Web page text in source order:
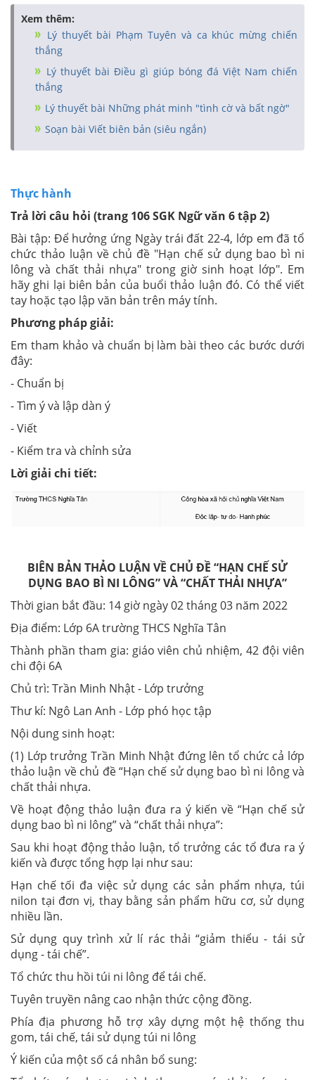
Xem thêm:
Lý thuyết bài Phạm Tuyên và ca khúc mừng chiến
thắng
Lý thuyết bài Điều gì giúp bóng đá Việt Nam chiến
thắng
Lý thuyết bài Những phát minh "tình cờ và bất ngờ"
Soạn bài Viết biên bản (siêu ngắn)
Thực hành
Trả lời câu hỏi (trang 106 SGK Ngữ văn 6 tập 2)
Bài tập: Để hưởng ứng Ngày trái đất 22-4, lớp em đã tổ
chức thảo luận về chủ đề "Hạn chế sử dụng bao bì ni
lông và chất thải nhựa" trong giờ sinh hoạt lớp". Em
hãy ghi lại biên bản của buổi thảo luận đó. Có thể viết
tay hoặc tạo lập văn bản trên máy tính.
Phương pháp giải:
Em tham khảo và chuẩn bị làm bài theo các bước dưới
đây:
- Chuẩn bị
- Tìm ý và lập dàn ý
- Viết
- Kiểm tra và chỉnh sửa
Lời giải chi tiết:
BIÊN BẢN THẢO LUẬN VỀ CHỦ ĐỀ “HẠN CHẾ SỬ
DỤNG BAO BÌ NI LÔNG” VÀ “CHẤT THẢI NHỰA”
Thời gian bắt đầu: 14 giờ ngày 02 tháng 03 năm 2022
Địa điểm: Lớp 6A trường THCS Nghĩa Tân
Thành phần tham gia: giáo viên chủ nhiệm, 42 đội viên
chi đội 6A
Chủ trì: Trần Minh Nhật - Lớp trưởng
Thư kí: Ngô Lan Anh - Lớp phó học tập
Nội dung sinh hoạt:
(1) Lớp trưởng Trần Minh Nhật đứng lên tổ chức cả lớp
thảo luận về chủ đề “Hạn chế sử dụng bao bì ni lông và
chất thải nhựa.
Về hoạt động thảo luận đưa ra ý kiến về “Hạn chế sử
dụng bao bì ni lông” và “chất thải nhựa”:
Sau khi hoạt động thảo luận, tổ trưởng các tổ đưa ra ý
kiến và được tổng hợp lại như sau:
Hạn chế tối đa việc sử dụng các sản phẩm nhựa, túi
nilon tại đơn vị, thay bằng sản phẩm hữu cơ, sử dụng
nhiều lần.
Sử dụng quy trình xử lí rác thải “giảm thiểu - tái sử
dụng - tái chế”.
Tổ chức thu hồi túi ni lông để tái chế.
Tuyên truyền nâng cao nhận thức cộng đồng.
Phía địa phương hỗ trợ xây dựng một hệ thống thu
gom, tái chế, tái sử dụng túi ni lông
Ý kiến của một số cá nhân bổ sung: